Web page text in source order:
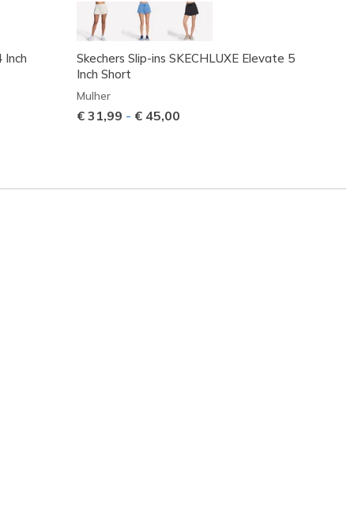
Inch
Skechers Slip-ins SKECHLUXE Elevate 5
Inch Short
Mulher
€ 31,99 - € 45,00